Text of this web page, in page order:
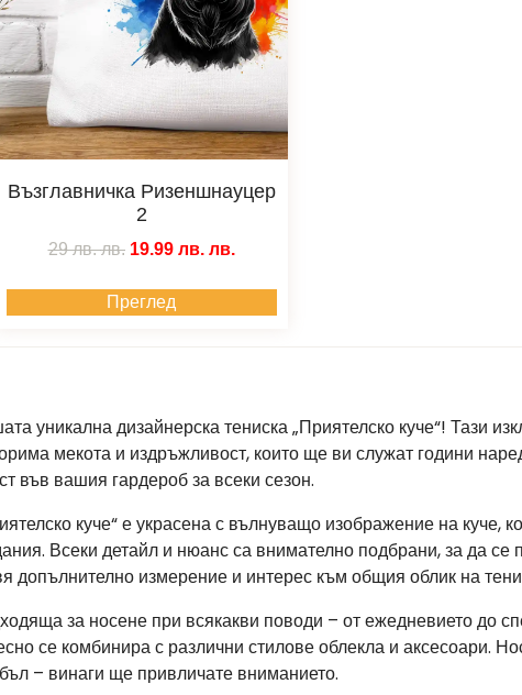
Възглавничка Ризеншнауцер
2
29 лв.лв. 19.99 лв. лв.
Преглед
уникална дизайнерска тениска „Приятелско куче“! Тази
мекота и издръжливост, които ще ви служат години
във вашия гардероб за всеки сезон.
куче“ е украсена с вълнуващо изображение на куче,
Всеки детайл и нюанс са внимателно подбрани, за да
допълнително измерение и интерес към общия облик на
за носене при всякакви поводи – от ежедневието до
се комбинира с различни стилове облекла и аксесоари.
– винаги ще привличате вниманието.